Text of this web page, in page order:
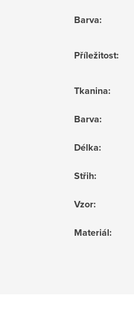
Barva:
Příležitost:
Tkanina:
Barva:
Délka:
Střih:
Vzor:
Materiál: